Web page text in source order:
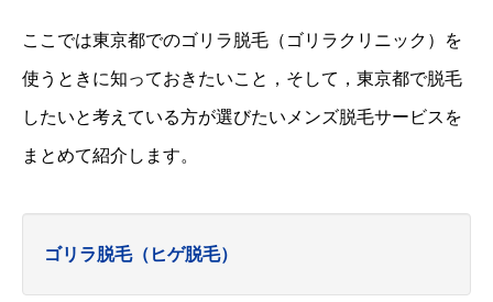
ここでは東京都でのゴリラ脱毛（ゴリラクリニック）を
使うときに知っておきたいこと，そして，東京都で脱毛
したいと考えている方が選びたいメンズ脱毛サービスを
まとめて紹介します。
ゴリラ脱毛（ヒゲ脱毛）